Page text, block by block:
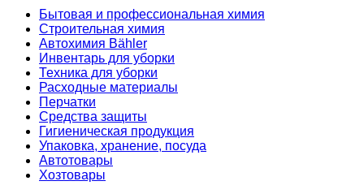
Бытовая и профессиональная химия
Строительная химия
Автохимия Bähler
Инвентарь для уборки
Техника для уборки
Расходные материалы
Перчатки
Средства защиты
Гигиеническая продукция
Упаковка, хранение, посуда
Автотовары
Хозтовары